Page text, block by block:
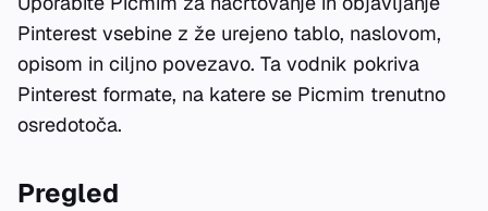
Pinterest vsebine z že urejeno tablo, naslovom,
opisom in ciljno povezavo. Ta vodnik pokriva
Pinterest formate, na katere se Picmim trenutno
osredotoča.
Pregled